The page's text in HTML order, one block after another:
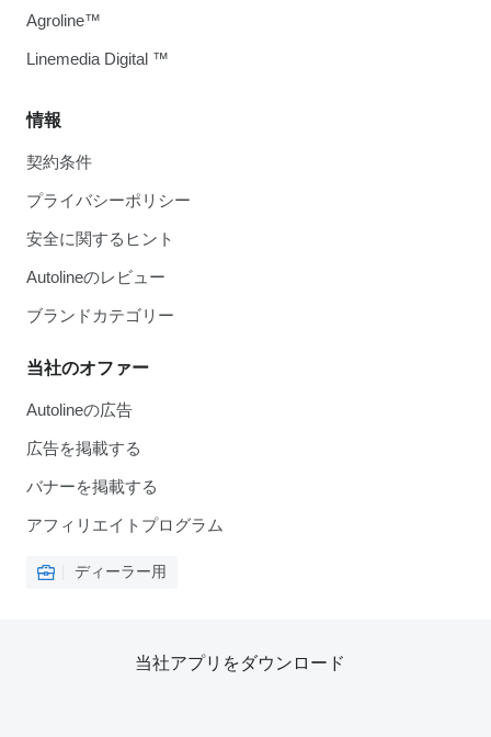
情報
契約条件
プライバシーポリシー
安全に関するヒント
Autolineのレビュー
ブランドカテゴリー
当社のオファー
Autolineの広告
広告を掲載する
バナーを掲載する
アフィリエイトプログラム
ディーラー用
Agroline™
Linemedia Digital ™
当社アプリをダウンロード